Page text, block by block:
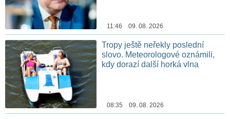
11:46 09. 08. 2026
Tropy ještě neřekly poslední
slovo. Meteorologové oznámili,
kdy dorazí další horká vlna
08:35 09. 08. 2026